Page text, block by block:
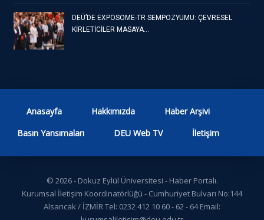
DEÜ’DE EXPOSOME-TR SEMPOZYUMU: ÇEVRESEL
KİRLETİCİLER MASAYA…
Anasayfa Hakkımızda
Haber Arşivi
Basın Yansımaları
DEU Web TV İletişim
© 2026 - Dokuz Eylül Üniversitesi - Haber Portalı.
Kurumsal İletişim Koordinatörlüğü - Cumhuriyet Bulvarı No:144
Alsancak / İZMİR Tel: 0232 412 10 60 - 62 - 64 Email: